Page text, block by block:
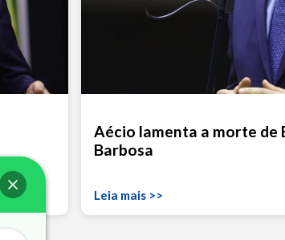
Aécio lamenta a morte de
Barbosa
Leia mais >>